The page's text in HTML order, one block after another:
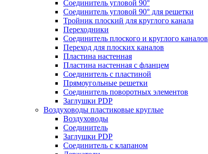
Соединитель угловой 90°
Соединитель угловой 90° для решетки
Тройник плоский для круглого канала
Переходники
Соединитель плоского и круглого каналов
Переход для плоских каналов
Пластина настенная
Пластина настенная с фланцем
Соединитель с пластиной
Прямоугольные решетки
Соединитель поворотных элементов
Заглушки PDP
Воздуховоды пластиковые круглые
Воздуховоды
Соединитель
Заглушки PDP
Соединитель с клапаном